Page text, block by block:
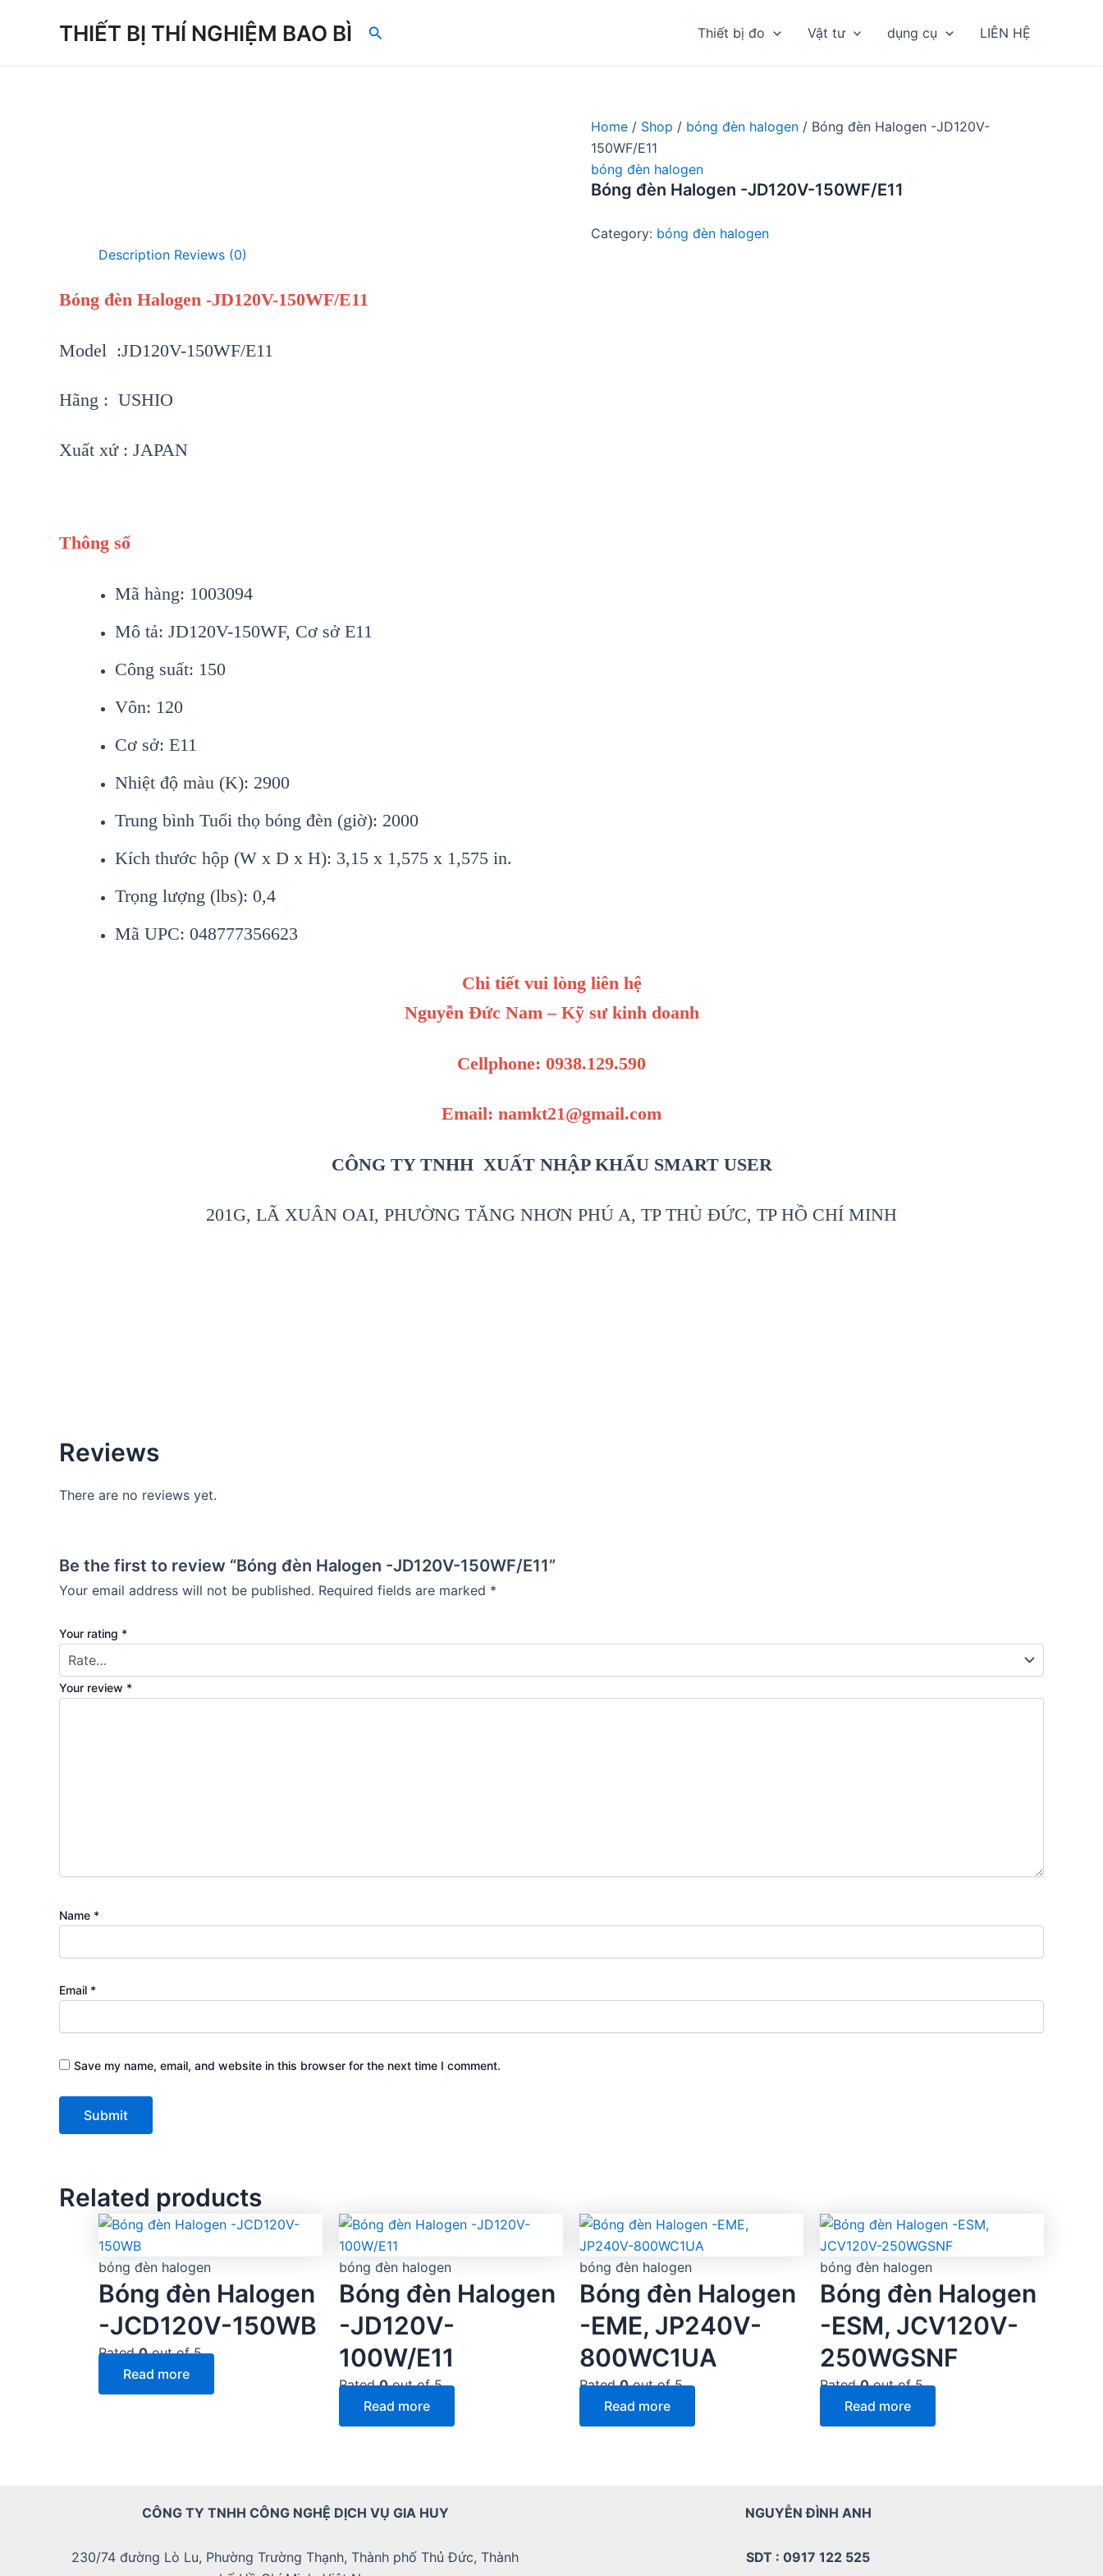
THIẾT BỊ THÍ NGHIỆM BAO BÌ Search Thiết bị đo Vật tư dụng cụ LIÊN HỆ
Home / Shop / bóng đèn halogen / Bóng đèn Halogen -JD120V-
150WF/E11
bóng đèn halogen
Bóng đèn Halogen -JD120V-150WF/E11
Category: bóng đèn halogen
Description Reviews (0)
Bóng đèn Halogen -JD120V-150WF/E11
Model :JD120V-150WF/E11
Hãng : USHIO
Xuất xứ : JAPAN
Thông số
Mã hàng: 1003094
Mô tả: JD120V-150WF, Cơ sở E11
Công suất: 150
Vôn: 120
Cơ sở: E11
Nhiệt độ màu (K): 2900
Trung bình Tuổi thọ bóng đèn (giờ): 2000
Kích thước hộp (W x D x H): 3,15 x 1,575 x 1,575 in.
Trọng lượng (lbs): 0,4
Mã UPC: 048777356623
Chi tiết vui lòng liên hệ
Nguyễn Đức Nam – Kỹ sư kinh doanh
Cellphone: 0938.129.590
Email: namkt21@gmail.com
CÔNG TY TNHH XUẤT NHẬP KHẨU SMART USER
201G, LÃ XUÂN OAI, PHƯỜNG TĂNG NHƠN PHÚ A, TP THỦ ĐỨC, TP HỒ CHÍ MINH
Reviews
There are no reviews yet.
Be the first to review “Bóng đèn Halogen -JD120V-150WF/E11”
Your email address will not be published. Required fields are marked *
Your rating *
Your review *
Name *
Email *
Save my name, email, and website in this browser for the next time I comment.
Related products
bóng đèn halogen
Bóng đèn Halogen
-JCD120V-150WB
Rated0out of 5
Read more
bóng đèn halogen
Bóng đèn Halogen
-JD120V-
100W/E11
Rated0out of 5
Read more
bóng đèn halogen
Bóng đèn Halogen
-EME, JP240V-
800WC1UA
Rated0out of 5
Read more
bóng đèn halogen
Bóng đèn Halogen
-ESM, JCV120V-
250WGSNF
Rated0out of 5
Read more
CÔNG TY TNHH CÔNG NGHỆ DỊCH VỤ GIA HUY
230/74 đường Lò Lu, Phường Trường Thạnh, Thành phố Thủ Đức, Thành
NGUYỄN ĐÌNH ANH
SDT : 0917 122 525